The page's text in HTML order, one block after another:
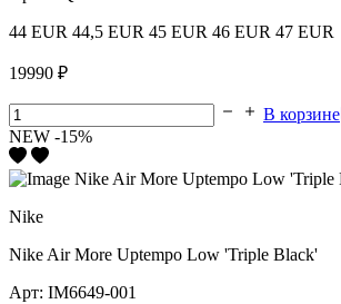
44 EUR 44,5 EUR 45 EUR 46 EUR 47 EUR
19990 ₽
В корзине
NEW -15%
Nike
Nike Air More Uptempo Low 'Triple Black'
Арт: IM6649-001